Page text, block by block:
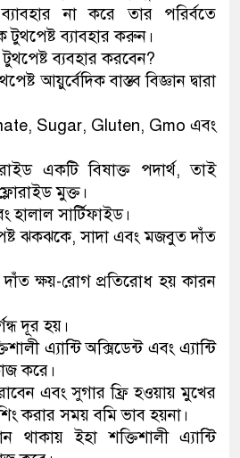
না করে তার পরির্বতে
টুথপেষ্ট ব্যাবহার করুন।
ব্যবহার করবেন?
আয়ুর্বেদিক বাস্তব বিজ্ঞান দ্বারা
Sugar, Gluten, Gmo এবং
একটি বিষাক্ত পদার্থ, তাই
মুক্ত।
সার্টিফাইড।
ঝকঝকে, সাদা এবং মজবুত দাঁত
দাঁত ক্ষয়-রোগ প্রতিরোধ হয় কারন
দূর হয়।
এ্যান্টি অক্সিডেন্ট এবং এ্যান্টি
করে।
এবং সুগার ফ্রি হওয়ায় মুখের
করার সময় বমি ভাব হয়না।
থাকায় ইহা শক্তিশালী এ্যান্টি